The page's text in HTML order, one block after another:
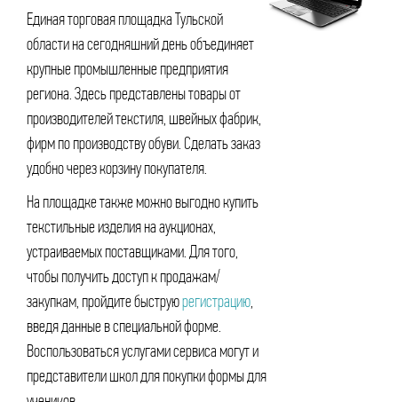
Единая торговая площадка Тульской
области на сегодняшний день объединяет
крупные промышленные предприятия
региона. Здесь представлены товары от
производителей текстиля, швейных фабрик,
фирм по производству обуви. Сделать заказ
удобно через корзину покупателя.
На площадке также можно выгодно купить
текстильные изделия на аукционах,
устраиваемых поставщиками. Для того,
чтобы получить доступ к продажам/
закупкам, пройдите быструюрегистрацию,
введя данные в специальной форме.
Воспользоваться услугами сервиса могут и
представители школ для покупки формы для